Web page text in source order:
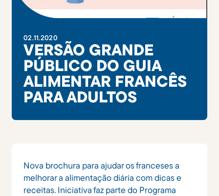
02.11.2020
VERSÃO GRANDE
PÚBLICO DO GUIA
ALIMENTAR FRANCÊS
PARA ADULTOS
Nova brochura para ajudar os franceses a
melhorar a alimentação diária com dicas e
receitas. Iniciativa faz parte do Programa